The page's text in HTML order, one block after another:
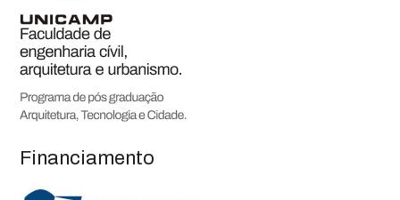
Financiamento